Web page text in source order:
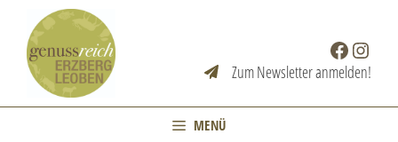
springen
Facebook
Zum Newsletter anmelden!
MENÜ